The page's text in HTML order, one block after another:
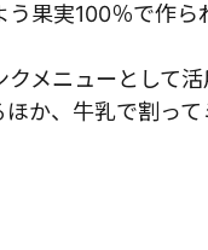
果実100％で作ら
メニューとして
か、牛乳で割っ